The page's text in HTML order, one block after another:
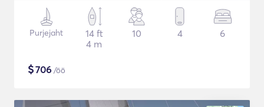
Purjejaht
14 ft
4 m
10 4 6
$706 /öö